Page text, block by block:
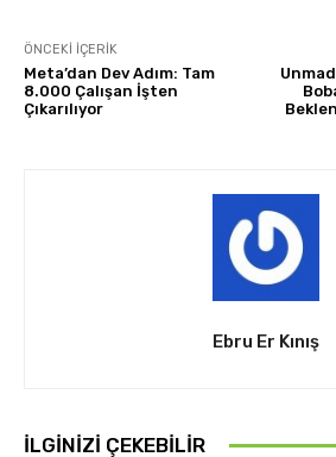
ÖNCEKI İÇERIK
Meta’dan Dev Adım: Tam
8.000 Çalışan İşten
Çıkarılıyor
Ebru Er Kınış
İLGINIZI ÇEKEBILIR